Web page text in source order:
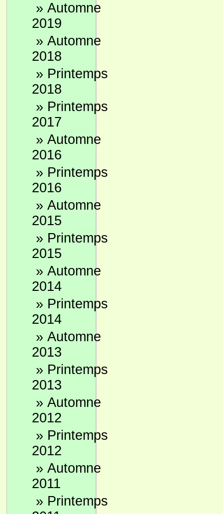
» Automne
2019
» Automne
2018
» Printemps
2018
» Printemps
2017
» Automne
2016
» Printemps
2016
» Automne
2015
» Printemps
2015
» Automne
2014
» Printemps
2014
» Automne
2013
» Printemps
2013
» Automne
2012
» Printemps
2012
» Automne
2011
» Printemps